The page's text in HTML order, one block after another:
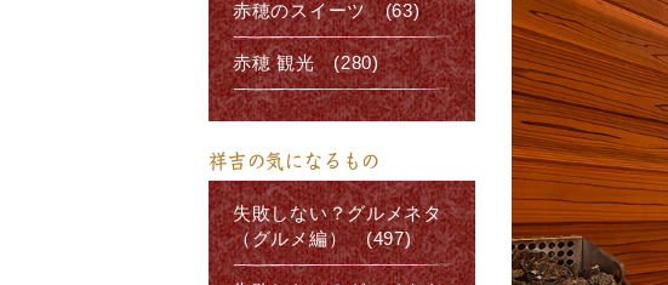
赤穂のスイーツ (63)
赤穂 観光 (280)
祥吉の気になるもの
失敗しない？グルメネタ
（グルメ編） (497)